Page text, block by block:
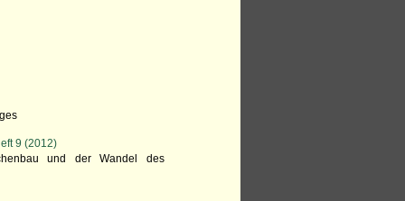
9 (2012)
und der Wandel des